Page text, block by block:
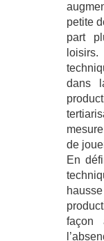
petite
part
dans
de
En
façon